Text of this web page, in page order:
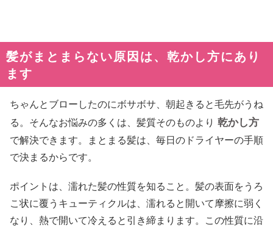
髪がまとまらない原因は、乾かし方にあり
ます
ちゃんとブローしたのにボサボサ、朝起きると毛先がうね
る。そんなお悩みの多くは、髪質そのものより 乾かし方
で解決できます。まとまる髪は、毎日のドライヤーの手順
で決まるからです。
ポイントは、濡れた髪の性質を知ること。髪の表面をうろ
こ状に覆うキューティクルは、濡れると開いて摩擦に弱く
なり、熱で開いて冷えると引き締まります。この性質に沿